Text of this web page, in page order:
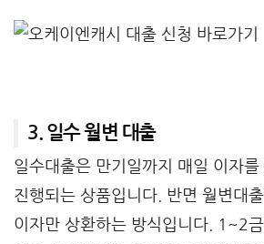
3. 일수 월변 대출
일수대출은 만기일까지 매일 이자
진행되는 상품입니다. 반면 월변대
이자만 상환하는 방식입니다. 1~2